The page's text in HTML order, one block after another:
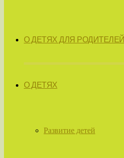
О ДЕТЯХ ДЛЯ РОДИТЕЛЕЙ
О ДЕТЯХ
Развитие детей